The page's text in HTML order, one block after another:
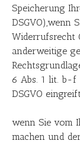
Speicherung
DSGVO),wenn
Widerrufsrecht
anderweitige
6 Abs. 1 lit. b-f
DSGVO eingreift,
wenn Sie vom
machen und